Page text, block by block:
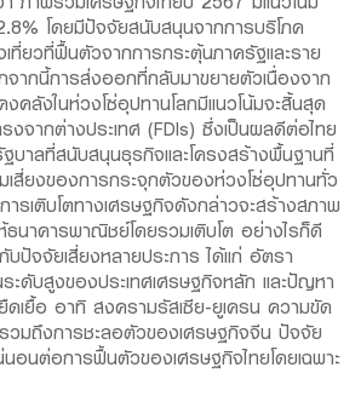
โดยมีปัจจัยสนับสนุนจากการบริโภค
เที่ยวที่ฟื้นตัวจากการกระตุ้นภาครัฐและราย
ากนี้การส่งออกที่กลับมาขยายตัวเนื่องจาก
คลังในห่วงโซ่อุปทานโลกมีแนวโน้มจะสิ้นสุด
งจากต่างประเทศ (FDIs) ซึ่งเป็นผลดีต่อไทย
ฐบาลที่สนับสนุนธุรกิจและโครงสร้างพื้นฐานที่
สี่ยงของการกระจุกตัวของห่วงโซ่อุปทานทั่ว
ารเติบโตทางเศรษฐกิจดังกล่าวจะสร้างสภาพ
ธนาคารพาณิชย์โดยรวมเติบโต อย่างไรก็ดี
บปัจจัยเสี่ยงหลายประการ ได้แก่ อัตรา
ะดับสูงของประเทศเศรษฐกิจหลัก และปัญหา
เยื้อ อาทิ สงครามรัสเซีย-ยูเครน ความขัด
วมถึงการชะลอตัวของเศรษฐกิจจีน ปัจจัย
นอนต่อการฟื้นตัวของเศรษฐกิจไทยโดยเฉพาะ